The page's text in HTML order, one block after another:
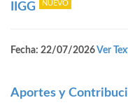
IIGG
Fecha: 22/07/2026Ver
Aportes y